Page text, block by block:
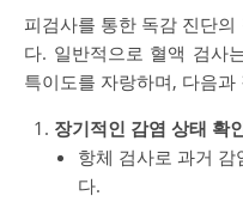
피검사를 통한 독감 진단
다. 일반적으로 혈액 검사
특이도를 자랑하며, 다음
장기적인 감염 상태 확
항체 검사로 과거
다.